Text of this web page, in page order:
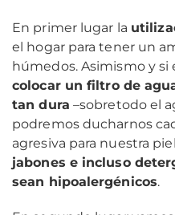
En primer lugar la
el hogar para tener un
húmedos. Asimismo y
colocar un filtro de
tan dura –sobretodo el
podremos ducharnos
agresiva para nuestra
jabones e incluso
sean hipoalergénicos.